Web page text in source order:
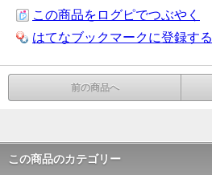
この商品をログピでつぶやく
はてなブックマークに登録する
前の商品へ
この商品のカテゴリー